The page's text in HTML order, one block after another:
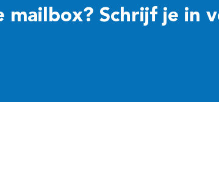
mailbox? Schrijf je in